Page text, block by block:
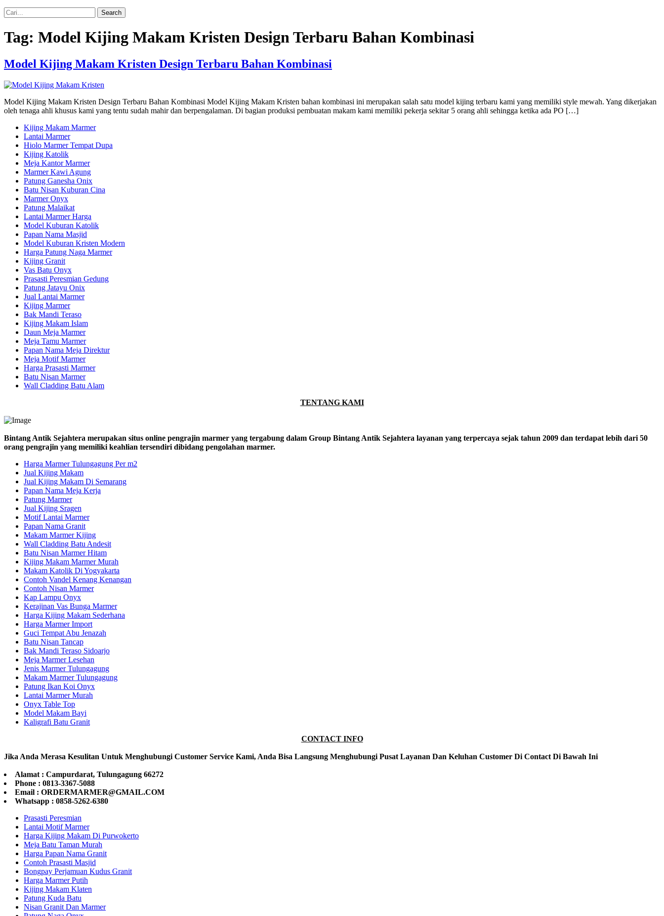
Search
Tag: Model Kijing Makam Kristen Design Terbaru Bahan Kombinasi
Model Kijing Makam Kristen Design Terbaru Bahan Kombinasi
Model Kijing Makam Kristen Design Terbaru Bahan Kombinasi Model Kijing Makam Kristen bahan kombinasi ini merupakan salah satu model kijing terbaru kami yang memiliki style mewah. Yang dikerjakan
oleh tenaga ahli khusus kami yang tentu sudah mahir dan berpengalaman. Di bagian produksi pembuatan makam kami memiliki pekerja sekitar 5 orang ahli sehingga ketika ada PO […]
Kijing Makam Marmer
Lantai Marmer
Hiolo Marmer Tempat Dupa
Kijing Katolik
Meja Kantor Marmer
Marmer Kawi Agung
Patung Ganesha Onix
Batu Nisan Kuburan Cina
Marmer Onyx
Patung Malaikat
Lantai Marmer Harga
Model Kuburan Katolik
Papan Nama Masjid
Model Kuburan Kristen Modern
Harga Patung Naga Marmer
Kijing Granit
Vas Batu Onyx
Prasasti Peresmian Gedung
Patung Jatayu Onix
Jual Lantai Marmer
Kijing Marmer
Bak Mandi Teraso
Kijing Makam Islam
Daun Meja Marmer
Meja Tamu Marmer
Papan Nama Meja Direktur
Meja Motif Marmer
Harga Prasasti Marmer
Batu Nisan Marmer
Wall Cladding Batu Alam
TENTANG KAMI
Bintang Antik Sejahtera merupakan situs online pengrajin marmer yang tergabung dalam Group Bintang Antik Sejahtera layanan yang terpercaya sejak tahun 2009 dan terdapat lebih dari 50
orang pengrajin yang memiliki keahlian tersendiri dibidang pengolahan marmer.
Harga Marmer Tulungagung Per m2
Jual Kijing Makam
Jual Kijing Makam Di Semarang
Papan Nama Meja Kerja
Patung Marmer
Jual Kijing Sragen
Motif Lantai Marmer
Papan Nama Granit
Makam Marmer Kijing
Wall Cladding Batu Andesit
Batu Nisan Marmer Hitam
Kijing Makam Marmer Murah
Makam Katolik Di Yogyakarta
Contoh Vandel Kenang Kenangan
Contoh Nisan Marmer
Kap Lampu Onyx
Kerajinan Vas Bunga Marmer
Harga Kijing Makam Sederhana
Harga Marmer Import
Guci Tempat Abu Jenazah
Batu Nisan Tancap
Bak Mandi Teraso Sidoarjo
Meja Marmer Lesehan
Jenis Marmer Tulungagung
Makam Marmer Tulungagung
Patung Ikan Koi Onyx
Lantai Marmer Murah
Onyx Table Top
Model Makam Bayi
Kaligrafi Batu Granit
CONTACT INFO
Jika Anda Merasa Kesulitan Untuk Menghubungi Customer Service Kami, Anda Bisa Langsung Menghubungi Pusat Layanan Dan Keluhan Customer Di Contact Di Bawah Ini
Alamat : Campurdarat, Tulungagung 66272
Phone : 0813-3367-5088
Email : ORDERMARMER@GMAIL.COM
Whatsapp : 0858-5262-6380
Prasasti Peresmian
Lantai Motif Marmer
Harga Kijing Makam Di Purwokerto
Meja Batu Taman Murah
Harga Papan Nama Granit
Contoh Prasasti Masjid
Bongpay Perjamuan Kudus Granit
Harga Marmer Putih
Kijing Makam Klaten
Patung Kuda Batu
Nisan Granit Dan Marmer